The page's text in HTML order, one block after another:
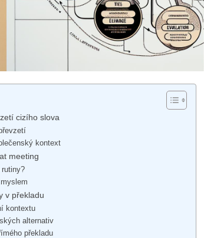
cizího slova
kontext
meeting
rutiny?
v překladu
kontextu
alternativ
překladu